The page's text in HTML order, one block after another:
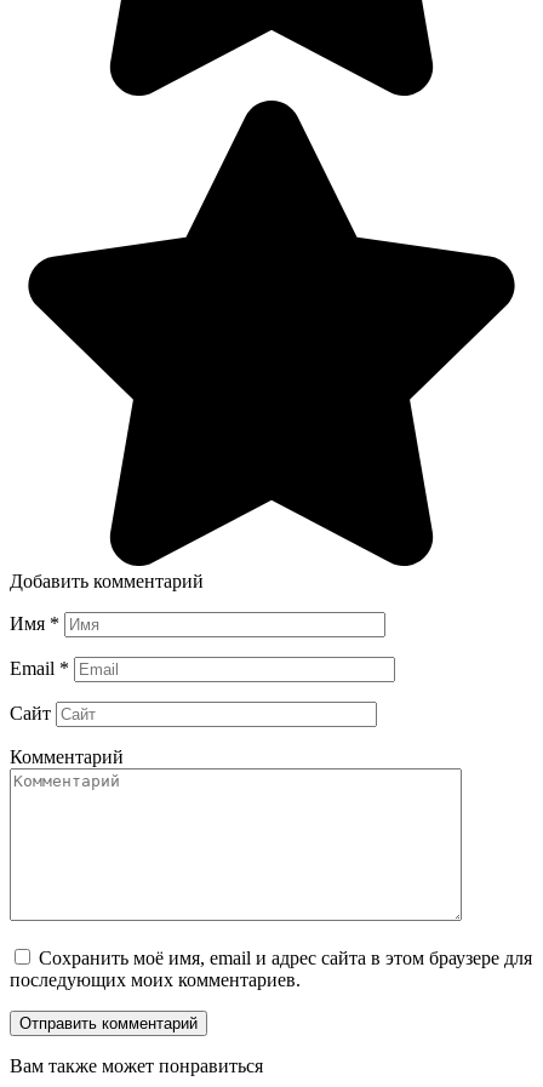
Добавить комментарий
Имя *
Email *
Сайт
Комментарий
Сохранить моё имя, email и адрес сайта в этом браузере для
последующих моих комментариев.
Вам также может понравиться